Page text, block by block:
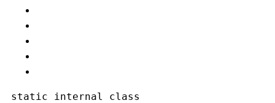
static internal class